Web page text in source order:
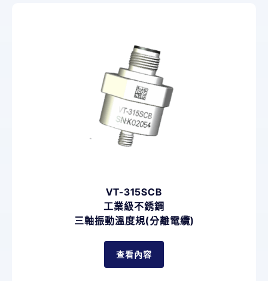
VT-315SCB
工業級不銹鋼
三軸振動溫度規(分離電纜)
查看內容